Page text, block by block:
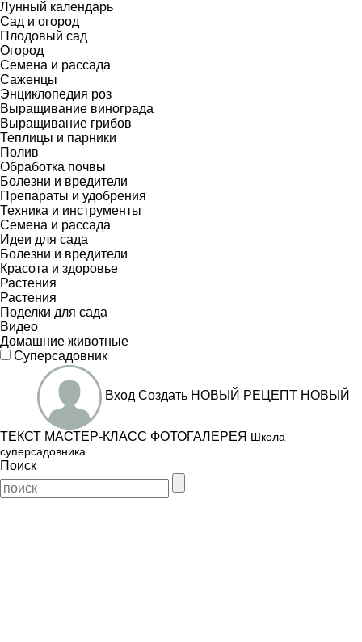
Лунный календарь
Сад и огород
Плодовый сад
Огород
Семена и рассада
Саженцы
Энциклопедия роз
Выращивание винограда
Выращивание грибов
Теплицы и парники
Полив
Обработка почвы
Болезни и вредители
Препараты и удобрения
Техника и инструменты
Семена и рассада
Идеи для сада
Болезни и вредители
Красота и здоровье
Растения
Растения
Поделки для сада
Видео
Домашние животные
Суперсадовник
Вход Создать НОВЫЙ РЕЦЕПТ НОВЫЙ
ТЕКСТ МАСТЕР-КЛАСС ФОТОГАЛЕРЕЯ Школа
суперсадовника
Поиск